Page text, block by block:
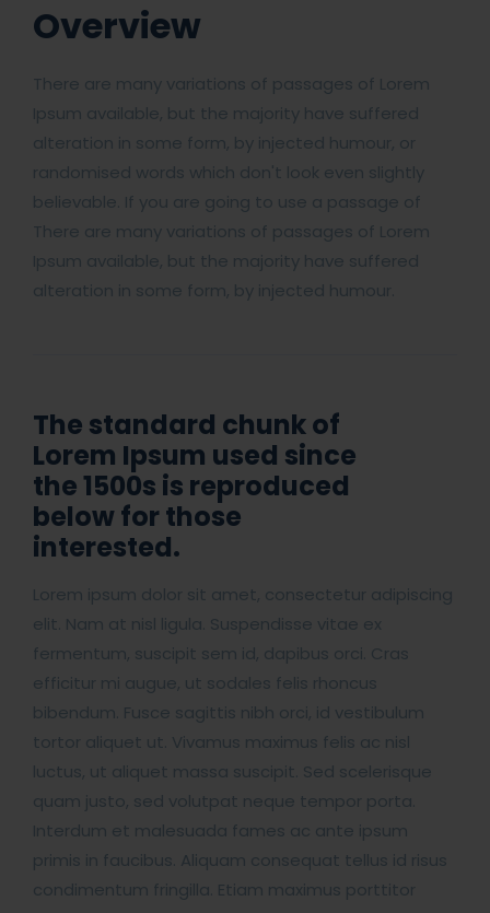
Overview
There are many variations of passages of Lorem
Ipsum available, but the majority have suffered
alteration in some form, by injected humour, or
randomised words which don't look even slightly
believable. If you are going to use a passage of
There are many variations of passages of Lorem
Ipsum available, but the majority have suffered
alteration in some form, by injected humour.
The standard chunk of
Lorem Ipsum used since
the 1500s is reproduced
below for those
interested.
Lorem ipsum dolor sit amet, consectetur adipiscing
elit. Nam at nisl ligula. Suspendisse vitae ex
fermentum, suscipit sem id, dapibus orci. Cras
efficitur mi augue, ut sodales felis rhoncus
bibendum. Fusce sagittis nibh orci, id vestibulum
tortor aliquet ut. Vivamus maximus felis ac nisl
luctus, ut aliquet massa suscipit. Sed scelerisque
quam justo, sed volutpat neque tempor porta.
Interdum et malesuada fames ac ante ipsum
primis in faucibus. Aliquam consequat tellus id risus
condimentum fringilla. Etiam maximus porttitor